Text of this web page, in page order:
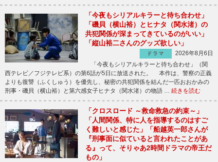
「今夜もシリアルキラーと待ち合わせ」
「磯貝（横山裕）とヒナタ（関水渚）の
共犯関係が深まってきているのがいい」
「縦山裕二さんのグッズ欲しい」
ドラマ
2026年8月6日
「今夜もシリアルキラーと待ち合わせ」（関
西テレビ／フジテレビ系）の第6話が5日に放送された。 本作は、警察の正義
よりも復讐（ふくしゅう）を優先し、秘密の共犯関係を結んだ一匹おおかみの
刑事・磯貝（横山裕）と第六感女子ヒナタ（関水渚）の物語 … 続きを読む
「クロスロード ～救命救急の約束～」
「人間関係、特に人を指導するのはすご
く難しいと感じた」「船越英一郎さんが
『刑事面に似ていると言われたことがあ
る』って、そりゃあ2時間ドラマの帝王だ
もの」